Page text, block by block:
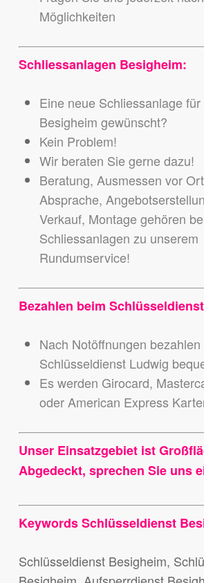
Möglichkeiten
Schliessanlagen Besigheim:
Eine neue Schliessanlage
Besigheim gewünscht?
Kein Problem!
Wir beraten Sie gerne dazu!
Beratung, Ausmessen vor
Absprache,
Verkauf, Montage gehören
Schliessanlagen zu unserem
Rundumservice!
Bezahlen beim
Nach Notöffnungen
Schlüsseldienst Ludwig
Es werden Girocard,
oder American Express
Unser Einsatzgebiet ist
Abgedeckt, sprechen Sie uns
Keywords Schlüsseldienst
Schlüsseldienst Besigheim,